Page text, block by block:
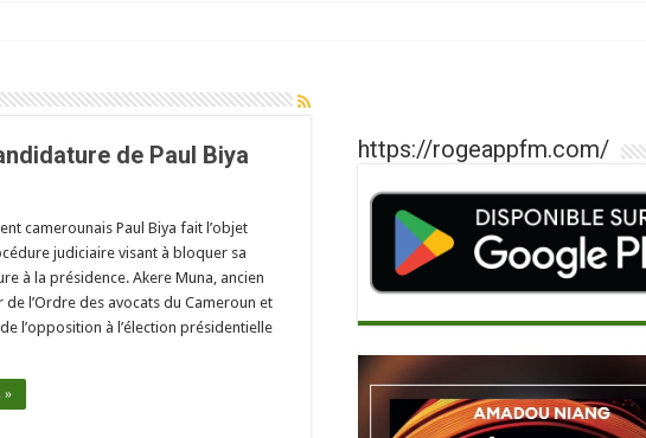
de Paul Biya
camerounais Paul Biya fait l’objet
judiciaire visant à bloquer sa
à la présidence. Akere Muna, ancien
de l’Ordre des avocats du Cameroun et
l’opposition à l’élection présidentielle
»
https://rogeappfm.com/